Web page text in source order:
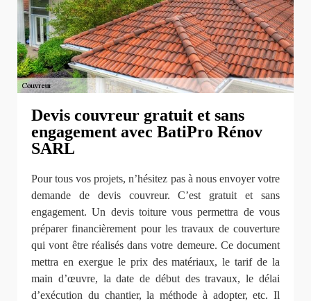
Devis couvreur gratuit et sans
engagement avec BatiPro Rénov
SARL
Pour tous vos projets, n’hésitez pas à nous envoyer votre
demande de devis couvreur. C’est gratuit et sans
engagement. Un devis toiture vous permettra de vous
préparer financièrement pour les travaux de couverture
qui vont être réalisés dans votre demeure. Ce document
mettra en exergue le prix des matériaux, le tarif de la
main d’œuvre, la date de début des travaux, le délai
d’exécution du chantier, la méthode à adopter, etc. Il